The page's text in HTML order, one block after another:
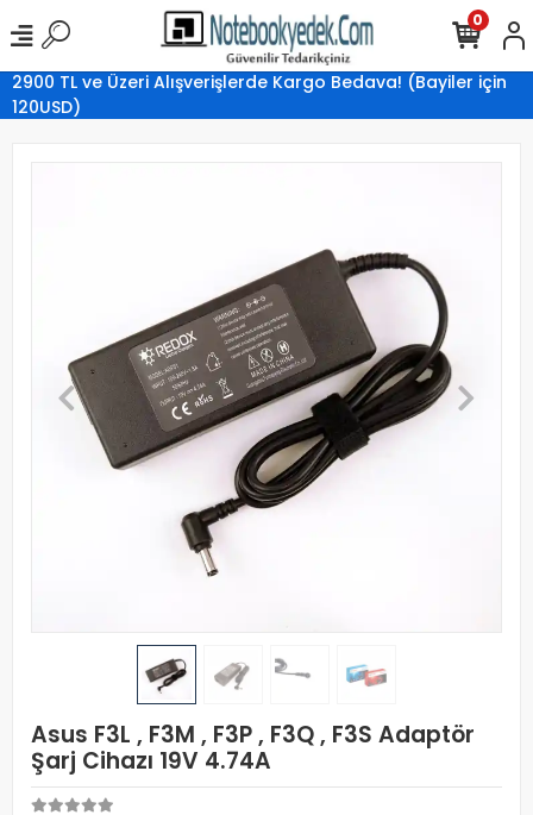
2900 TL ve Üzeri Alışverişlerde Kargo Bedava! (Bayiler için
120USD)
0
Asus F3L , F3M , F3P , F3Q , F3S Adaptör
Şarj Cihazı 19V 4.74A